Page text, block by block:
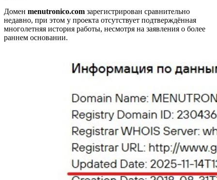
Домен menutronico.com зарегистрирован сравнительно
недавно, при этом у проекта отсутствует подтверждённая
многолетняя история работы, несмотря на заявления о более
раннем основании.